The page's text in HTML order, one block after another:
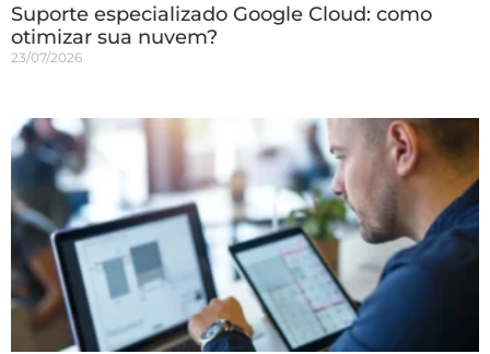
Suporte especializado Google Cloud: como
otimizar sua nuvem?
23/07/2026